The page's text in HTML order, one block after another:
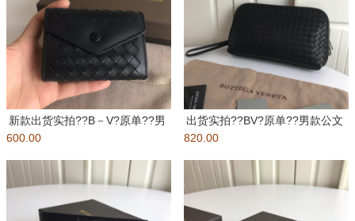
新款出货实拍??B－V?原单??男
款卡包?采用原厂意大利打腊
600.00
出货实拍??BV?原单??男款公文
包?采用原厂意大利打腊胎牛
820.00